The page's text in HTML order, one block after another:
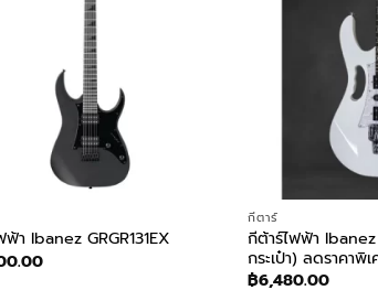
า Ibanez GRGR131EX
กีตาร์
กีต้าร์ไฟฟ้า
กระเป๋า) ลดราคาพิ
฿6,480.00